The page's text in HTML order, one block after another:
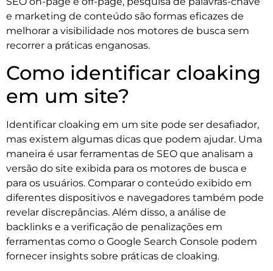
e marketing de conteúdo são formas eficazes de
melhorar a visibilidade nos motores de busca sem
recorrer a práticas enganosas.
Como identificar cloaking
em um site?
Identificar cloaking em um site pode ser desafiador,
mas existem algumas dicas que podem ajudar. Uma
maneira é usar ferramentas de SEO que analisam a
versão do site exibida para os motores de busca e
para os usuários. Comparar o conteúdo exibido em
diferentes dispositivos e navegadores também pode
revelar discrepâncias. Além disso, a análise de
backlinks e a verificação de penalizações em
ferramentas como o Google Search Console podem
fornecer insights sobre práticas de cloaking.